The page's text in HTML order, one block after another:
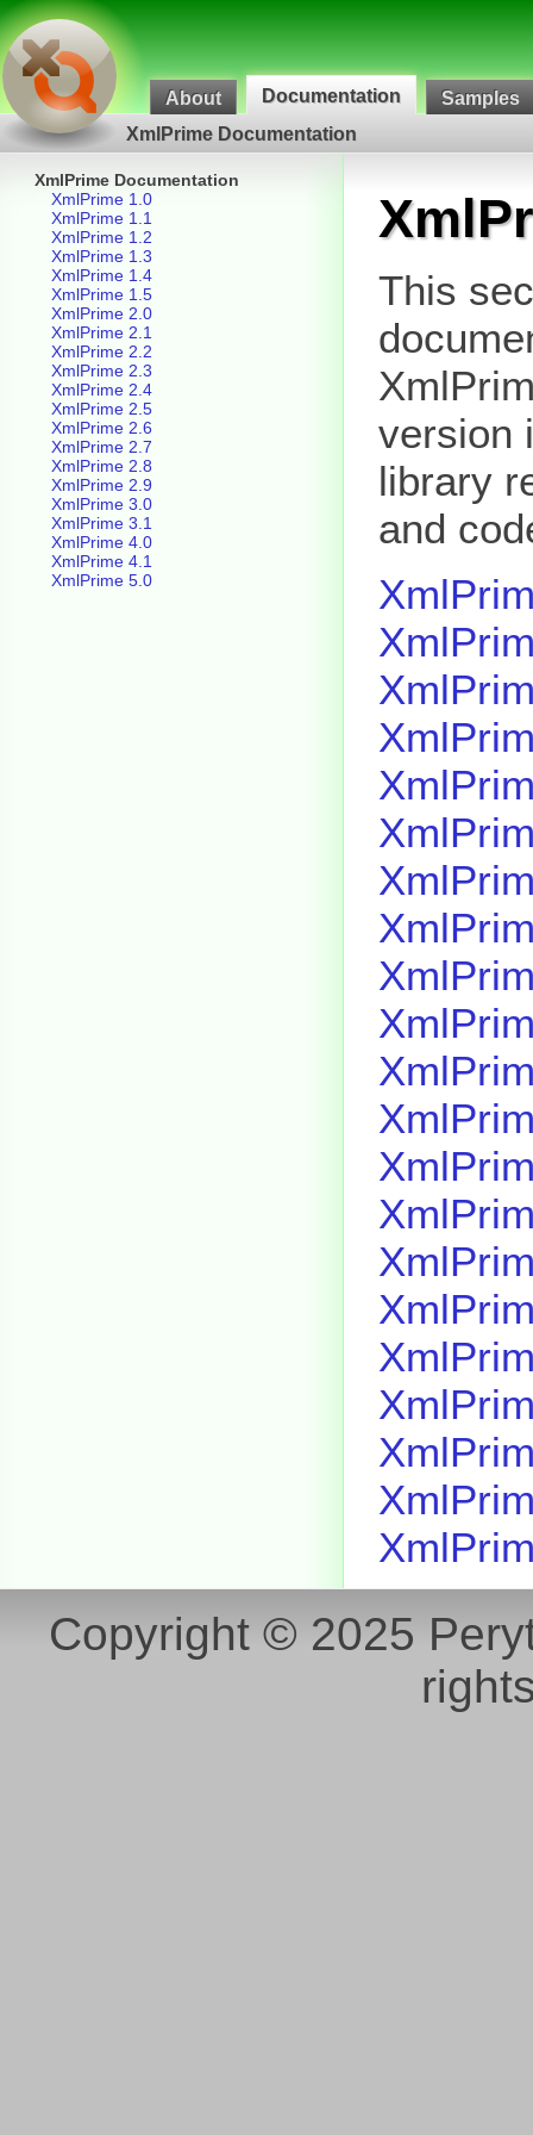
About Documentation
Samples
XmlPrime Documentation
XmlPrime Documentation
XmlPrime 1.0
XmlPrime 1.1
XmlPrime 1.2
XmlPrime 1.3
XmlPrime 1.4
XmlPrime 1.5
XmlPrime 2.0
XmlPrime 2.1
XmlPrime 2.2
XmlPrime 2.3
XmlPrime 2.4
XmlPrime 2.5
XmlPrime 2.6
XmlPrime 2.7
XmlPrime 2.8
XmlPrime 2.9
XmlPrime 3.0
XmlPrime 3.1
XmlPrime 4.0
XmlPrime 4.1
XmlPrime 5.0
This
version
library
and
Copyright © 2025